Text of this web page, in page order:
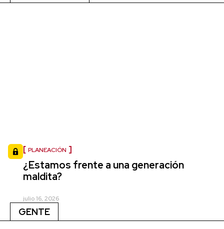
PLANEACIÓN
¿Estamos frente a una generación
maldita?
julio 16, 2026
GENTE